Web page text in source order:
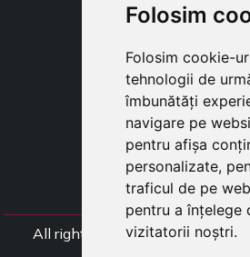
Folosim
Folosim cookie-
tehnologii de
îmbunătăți
navigare pe
pentru afișa
personalizate,
traficul de pe
pentru a înțelege
vizitatorii noștri.
USER
SUBSCRIBE
CART
All rights Styliafoe s.r.l. © 2025 -